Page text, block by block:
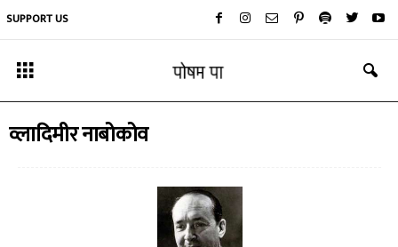
SUPPORT US
व्लादिमीर नाबोकोव